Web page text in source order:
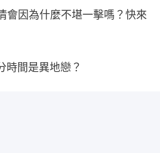
會因為什麼不堪一擊嗎？快來
時間是異地戀？